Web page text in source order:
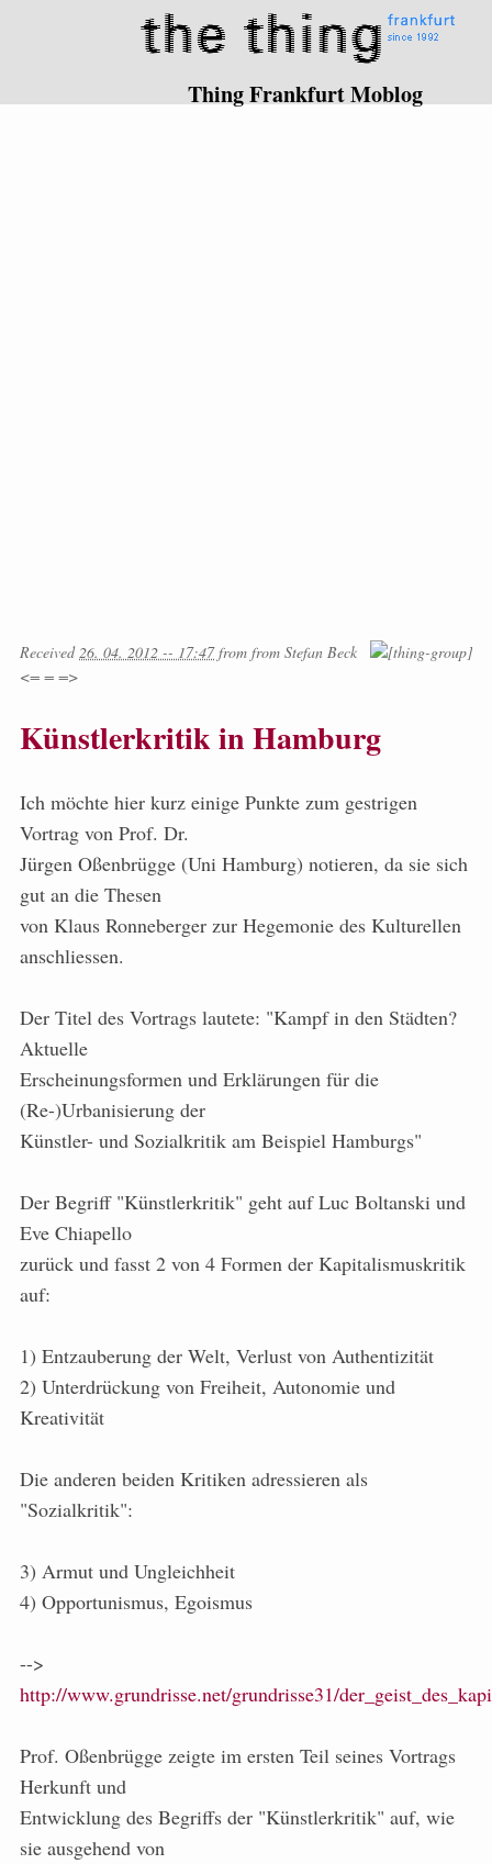
Thing Frankfurt Moblog
Received26. 04. 2012 -- 17:47from from Stefan Beck
<= = =>
Künstlerkritik in Hamburg
Ich möchte hier kurz einige Punkte zum gestrigen
Vortrag von Prof. Dr.
Jürgen Oßenbrügge (Uni Hamburg) notieren, da sie sich
gut an die Thesen
von Klaus Ronneberger zur Hegemonie des Kulturellen
anschliessen.
Der Titel des Vortrags lautete: "Kampf in den Städten?
Aktuelle
Erscheinungsformen und Erklärungen für die
(Re-)Urbanisierung der
Künstler- und Sozialkritik am Beispiel Hamburgs"
Der Begriff "Künstlerkritik" geht auf Luc Boltanski und
Eve Chiapello
zurück und fasst 2 von 4 Formen der Kapitalismuskritik
auf:
1) Entzauberung der Welt, Verlust von Authentizität
2) Unterdrückung von Freiheit, Autonomie und
Kreativität
Die anderen beiden Kritiken adressieren als
"Sozialkritik":
3) Armut und Ungleichheit
4) Opportunismus, Egoismus
-->
http://www.grundrisse.net/grundrisse31/
Prof. Oßenbrügge zeigte im ersten Teil seines Vortrags
Herkunft und
Entwicklung des Begriffs der "Künstlerkritik" auf, wie
sie ausgehend von